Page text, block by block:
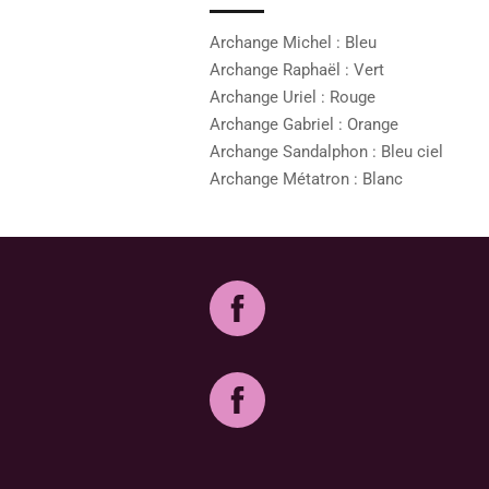
Archange Michel : Bleu
Archange Raphaël : Vert
Archange Uriel : Rouge
Archange Gabriel : Orange
Archange Sandalphon : Bleu ciel
Archange Métatron : Blanc